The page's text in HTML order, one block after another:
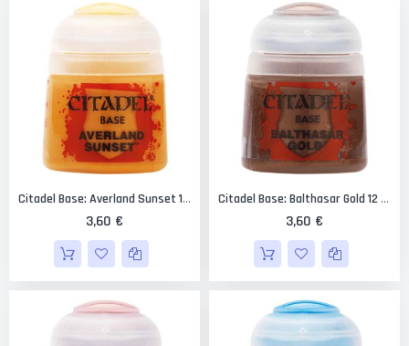
Citadel Base: Averland Sunset 12 Ml.
3,60 €
Citadel Base: Balthasar Gold 12 Ml.
3,60 €